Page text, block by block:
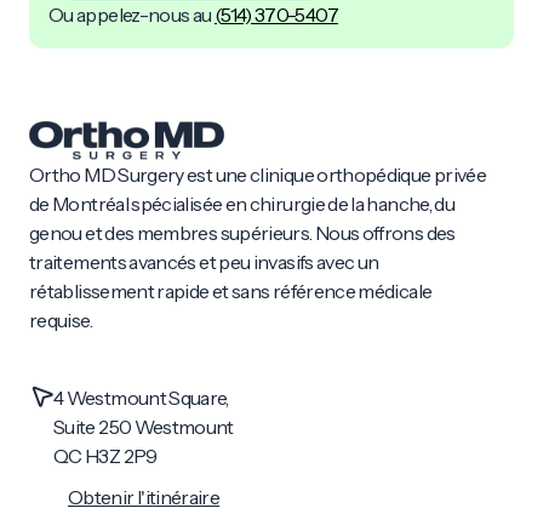
Ou appelez-nous au (514) 370-5407
Ortho MD Surgery est une clinique orthopédique privée
de Montréal spécialisée en chirurgie de la hanche, du
genou et des membres supérieurs. Nous offrons des
traitements avancés et peu invasifs avec un
rétablissement rapide et sans référence médicale
requise.
4 Westmount Square,
Suite 250 Westmount
QC H3Z 2P9
Obtenir l'itinéraire